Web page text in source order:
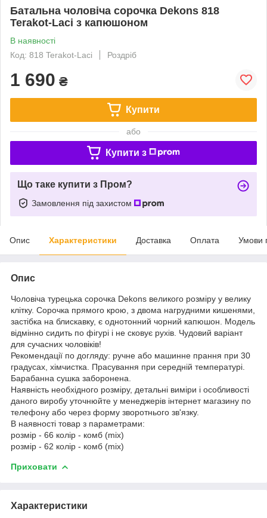
Батальна чоловіча сорочка Dekons 818
Terakot-Laci з капюшоном
В наявності
Код: 818 Terakot-Laci
Роздріб
1 690 ₴
Купити
або
Купити з
Що таке купити з Пром?
Замовлення під захистом
Опис Характеристики Доставка Оплата Умови
Опис
Чоловіча турецька сорочка Dekons великого розміру у велику
клітку. Сорочка прямого крою, з двома нагрудними кишенями,
застібка на блискавку, є однотонний чорний капюшон. Модель
відмінно сидить по фігурі і не сковує рухів. Чудовий варіант
для сучасних чоловіків!
Рекомендації по догляду: ручне або машинне прання при 30
градусах, хімчистка. Прасування при середній температурі.
Барабанна сушка заборонена.
Наявність необхідного розміру, детальні виміри і особливості
даного виробу уточнюйте у менеджерів інтернет магазину по
телефону або через форму зворотнього зв'язку.
В наявності товар з параметрами:
розмір - 66 колір - комб (mix)
розмір - 62 колір - комб (mix)
Приховати
Характеристики